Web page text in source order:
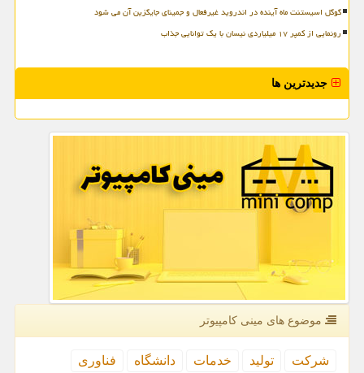
گوگل اسیستنت ماه آینده در اندروید غیرفعال و جمینای جایگزین آن می شود
رونمایی از کمپر ۱۷ میلیاردی نیسان با یک توانایی جذاب
جدیدترین ها
موضوع های مینی كامپیوتر
شركت تولید خدمات دانشگاه
فناوری